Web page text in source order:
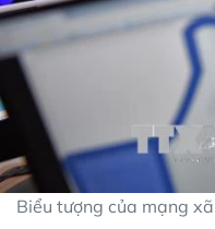
Biểu tượng của mạng